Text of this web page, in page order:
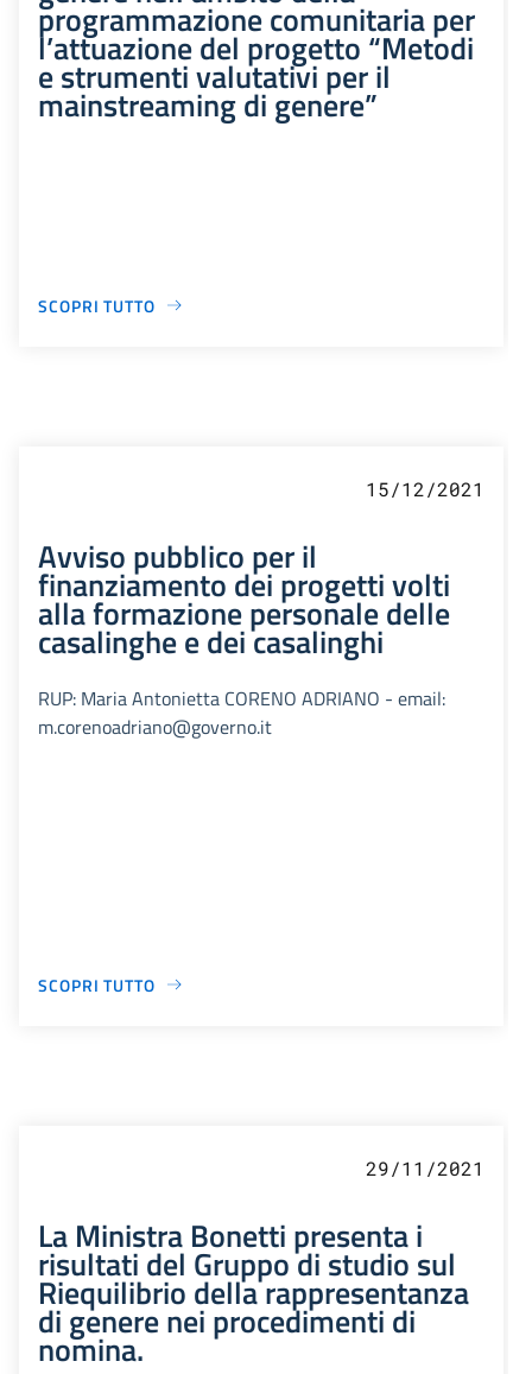
programmazione comunitaria per
l’attuazione del progetto “Metodi
e strumenti valutativi per il
mainstreaming di genere”
SCOPRI TUTTO
15/12/2021
Avviso pubblico per il
finanziamento dei progetti volti
alla formazione personale delle
casalinghe e dei casalinghi
RUP: Maria Antonietta CORENO ADRIANO - email:
m.corenoadriano@governo.it
SCOPRI TUTTO
29/11/2021
La Ministra Bonetti presenta i
risultati del Gruppo di studio sul
Riequilibrio della rappresentanza
di genere nei procedimenti di
nomina.